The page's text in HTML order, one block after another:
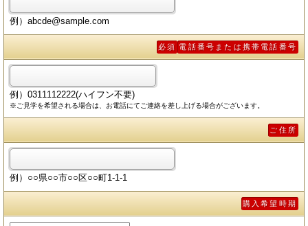
例）abcde@sample.com
電話番号または携帯電話番号
必須
例）0311112222(ハイフン不要)
※ご見学を希望される場合は、お電話にてご連絡を差し上げる場合がございます。
ご住所
例）○○県○○市○○区○○町1-1-1
購入希望時期